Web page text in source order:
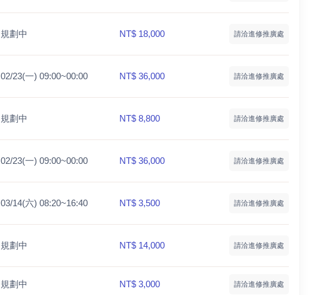
規劃中 NT$ 18,000 請洽進修推廣處
02/23(一) 09:00~00:00 NT$ 36,000 請洽進修推廣處
規劃中 NT$ 8,800 請洽進修推廣處
02/23(一) 09:00~00:00 NT$ 36,000 請洽進修推廣處
03/14(六) 08:20~16:40 NT$ 3,500 請洽進修推廣處
規劃中 NT$ 14,000 請洽進修推廣處
規劃中 NT$ 3,000 請洽進修推廣處